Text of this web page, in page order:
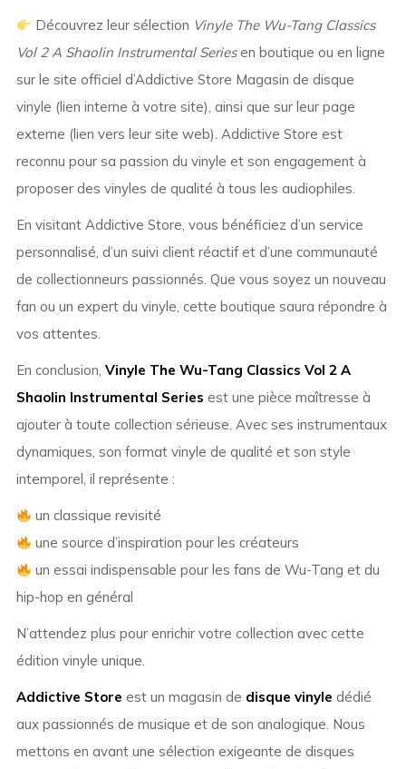
Découvrez leur sélection Vinyle The Wu-Tang Classics
Vol 2 A Shaolin Instrumental Seriesen boutique ou en ligne
sur le site officiel d’Addictive Store Magasin de disque
vinyle (lien interne à votre site), ainsi que sur leur page
externe (lien vers leur site web). Addictive Store est
reconnu pour sa passion du vinyle et son engagement à
proposer des vinyles de qualité à tous les audiophiles.
En visitant Addictive Store, vous bénéficiez d’un service
personnalisé, d’un suivi client réactif et d’une communauté
de collectionneurs passionnés. Que vous soyez un nouveau
fan ou un expert du vinyle, cette boutique saura répondre à
vos attentes.
En conclusion, Vinyle The Wu-Tang Classics Vol 2 A
Shaolin Instrumental Series est une pièce maîtresse à
ajouter à toute collection sérieuse. Avec ses instrumentaux
dynamiques, son format vinyle de qualité et son style
intemporel, il représente :
un classique revisité
une source d’inspiration pour les créateurs
un essai indispensable pour les fans de Wu-Tang et du
hip-hop en général
N’attendez plus pour enrichir votre collection avec cette
édition vinyle unique.
Addictive Store est un magasin de disque vinyle dédié
aux passionnés de musique et de son analogique. Nous
mettons en avant une sélection exigeante de disques